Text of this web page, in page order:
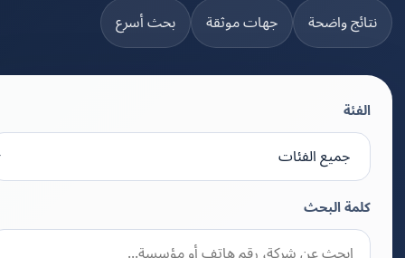
واضحة جهات موثقة بحث أسرع
كلمة البحث